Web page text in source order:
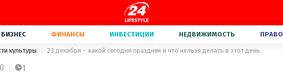
БИЗНЕС ФИНАНСЫ ИНВЕСТИЦИИ НЕДВИЖИМОСТЬ ПРАВО
культуры 23 декабря – какой сегодня праздник и что нельзя делать в этот день
1